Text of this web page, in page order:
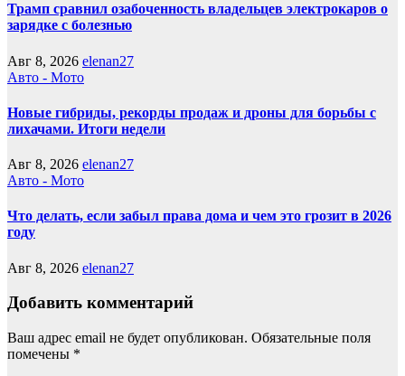
Трамп сравнил озабоченность владельцев электрокаров о
зарядке с болезнью
Авг 8, 2026 elenan27
Авто - Мото
Новые гибриды, рекорды продаж и дроны для борьбы с
лихачами. Итоги недели
Авг 8, 2026 elenan27
Авто - Мото
Что делать, если забыл права дома и чем это грозит в 2026
году
Авг 8, 2026 elenan27
Добавить комментарий
Ваш адрес email не будет опубликован. Обязательные поля
помечены *